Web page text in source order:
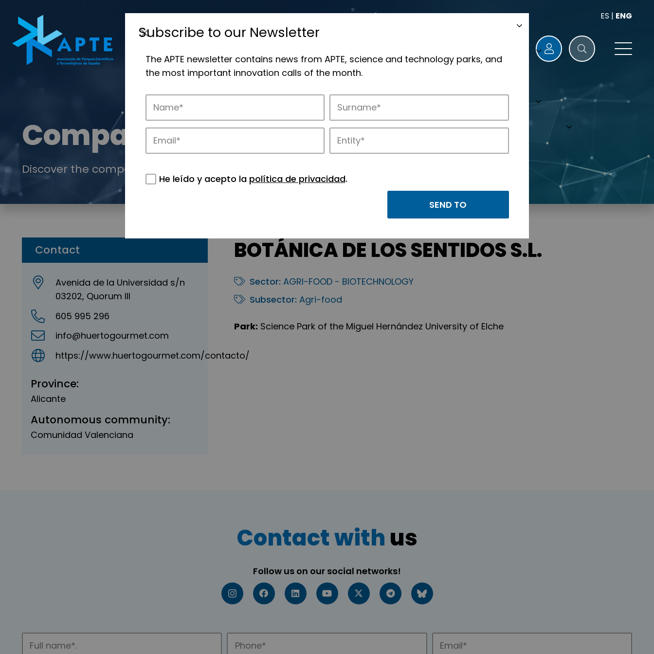
ES | ENG
Companies
Discover the companies that drive innovation in APTE’s parks.
Contact
Avenida de la Universidad s/n
03202, Quorum III
605 995 296
info@huertogourmet.com
https://www.huertogourmet.com/contacto/
Province:
Alicante
Autonomous community:
Comunidad Valenciana
BOTÁNICA DE LOS SENTIDOS S.L.
Sector: AGRI-FOOD - BIOTECHNOLOGY
Subsector: Agri-food
Park: Science Park of the Miguel Hernández University of Elche
Contact with us
Follow us on our social networks!
Subscribe to our Newsletter
The APTE newsletter contains news from APTE, science and technology parks, and
the most important innovation calls of the month.
He leído y acepto la política de privacidad.